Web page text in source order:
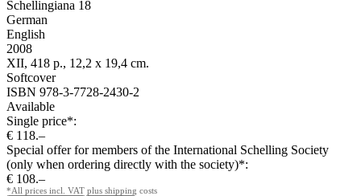
Schellingiana 18
German
English
2008
XII, 418 p., 12,2 x 19,4 cm.
Softcover
ISBN 978-3-7728-2430-2
Available
Single price*:
€ 118.–
Special offer for members of the International Schelling Society
(only when ordering directly with the society)*:
€ 108.–
*All prices incl. VAT plus shipping costs